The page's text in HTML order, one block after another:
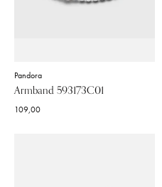
Pandora
Armband 593173C01
109,00